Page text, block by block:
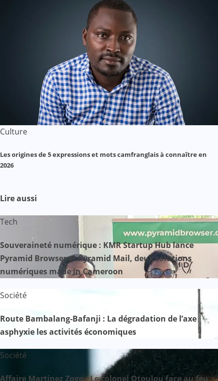
Culture
Les origines de 5 expressions et mots camfranglais à connaître en
2026
Lire aussi
Tech
Souveraineté numérique : KMR Startup Hub lance
Pyramid Browser et Pyramid Mail, deux solutions
numériques made in Cameroon
Société
Route Bambalang-Bafanji : La dégradation de l’axe
asphyxie les activités économiques
Société
Affaire Martinez Zogo : Le colonel Otoulou face au feu